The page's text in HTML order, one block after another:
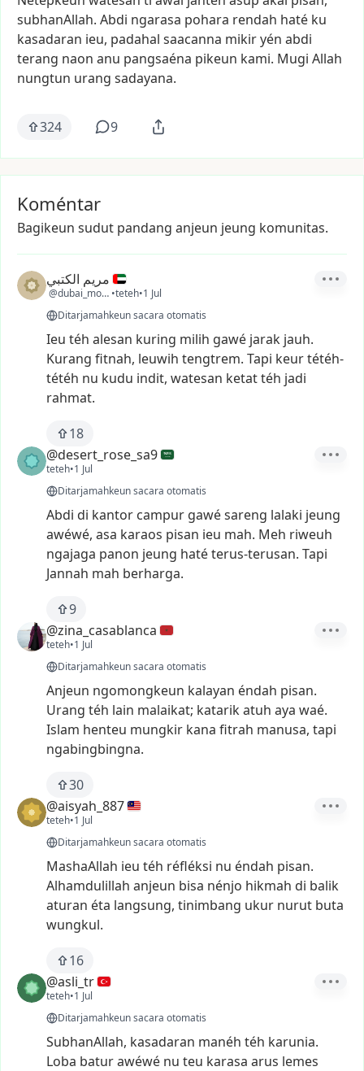
subhanAllah. Abdi ngarasa pohara rendah haté ku
kasadaran ieu, padahal saacanna mikiryén abdi
terang naon anu pangsaéna pikeun kami. Mugi Allah
nungtun urang sadayana.
324 9
Koméntar
Bagikeun sudut pandang anjeun jeung komunitas.
مريم الكتبي
@dubai_moon1
•teteh•1 Jul
Ditarjamahkeun sacara otomatis
Ieu téh alesan kuring milih gawé jarak jauh.
Kurang fitnah, leuwih tengtrem. Tapi keurtétéh-
tétéh nu kudu indit, watesan ketattéh jadi
rahmat.
18
@desert_rose_sa9
teteh•1 Jul
Ditarjamahkeun sacara otomatis
Abdi di kantor campur gawésareng lalaki jeung
awéwé, asa karaos pisan ieu mah. Meh riweuh
ngajaga panon jeung hatéterus-terusan. Tapi
Jannah mah berharga.
9
@zina_casablanca
teteh•1 Jul
Ditarjamahkeun sacara otomatis
Anjeun ngomongkeun kalayan éndah pisan.
Urang téh lain malaikat; katarikatuh aya waé.
Islam henteu mungkir kana fitrah manusa, tapi
ngabingbingna.
30
@aisyah_887
teteh•1 Jul
Ditarjamahkeun sacara otomatis
MashaAllah ieu téh réfléksi nu éndah pisan.
Alhamdulillah anjeun bisa nénjo hikmah di balik
aturan éta langsung, tinimbang ukur nurut buta
wungkul.
16
@asli_tr
teteh•1 Jul
Ditarjamahkeun sacara otomatis
SubhanAllah, kasadaran manéh téh karunia.
Loba baturawéwé nu teu karasa arus lemes